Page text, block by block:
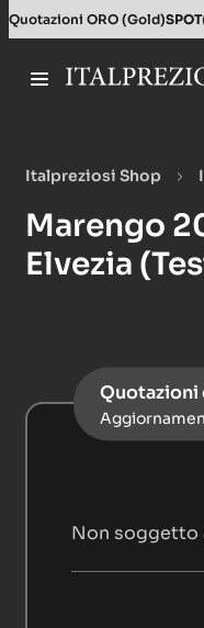
Salta al contenuto
Quotazioni ORO (Gold)SPOT
Italpreziosi Shop
(Testa) 1883–1896
Marengo
Elvezia
Quotazioni
Non soggetto